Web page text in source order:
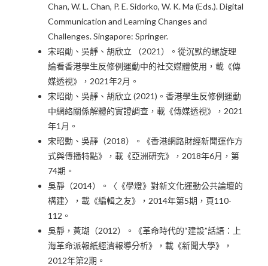
Chan, W. L. Chan, P. E. Sidorko, W. K. Ma (Eds.). Digital
Communication and Learning Changes and
Challenges. Singapore: Springer.
宋昭勛、吳靜、胡欣立 （2021）。從沉默的螺旋理
論看香港學生反修例運動中的社交媒體使用，載《傳
媒透視》，2021年2月。
宋昭勛、吳靜、胡欣立 (2021)。香港學生反修例運動
中網絡關係解體的實證調查，載《傳媒透視》，2021
年1月。
宋昭勳、吳靜（2018）。《香港網路財經新聞運作方
式與傳播特點》，載《亞洲研究》，2018年6月，第
74期。
吳靜（2014）。〈《學燈》對新文化運動公共論壇的
構建〉，載《編輯之友》，2014年第5期，頁110-
112。
吳靜，黃瑚（2012）。《革命時代的“建設”話語：上
海革命派報紙經濟報導分析》，載《新聞大學》，
2012年第2期。